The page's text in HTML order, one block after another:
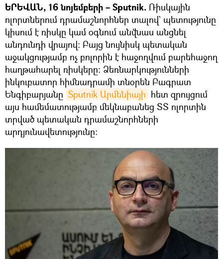
ԵՐԵՎԱՆ, 16 նոյեմբերի – Sputnik. Ռիսկային
ոլորտներում դրամաշնորհներ տալով` պետությունը
կիսում է ռիսկը կամ օգնում անվնաս անցնել
անդունդի վրայով։ Բայց նույնիսկ պետական
աջակցությամբ ոչ բոլորին է հաջողվում բարեհաջող
հաղթահարել ռիսկերը։ Ձեռնարկությունների
ինկուբատոր հիմնադրամի տնօրեն Բագրատ
Ենգիբարյանը Sputnik Արմենիայի հետ զրույցում
այս համեմատությամբ մեկնաբանեց ՏՏ ոլորտին
տրված պետական դրամաշնորհների
արդյունավետությունը։